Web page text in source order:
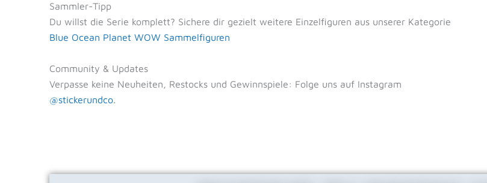
Sammler-Tipp
Du willst die Serie komplett? Sichere dir gezielt weitere Einzelfiguren aus unserer Kategorie
Blue Ocean Planet WOW Sammelfiguren
Community & Updates
Verpasse keine Neuheiten, Restocks und Gewinnspiele: Folge uns auf Instagram
@stickerundco.